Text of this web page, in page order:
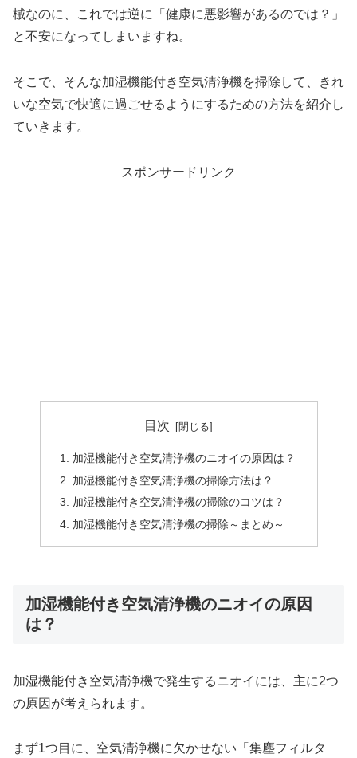
械なのに、これでは逆に「健康に悪影響があるのでは？」
と不安になってしまいますね。
そこで、そんな加湿機能付き空気清浄機を掃除して、きれ
いな空気で快適に過ごせるようにするための方法を紹介し
ていきます。
スポンサードリンク
目次
加湿機能付き空気清浄機のニオイの原因は？
加湿機能付き空気清浄機の掃除方法は？
加湿機能付き空気清浄機の掃除のコツは？
加湿機能付き空気清浄機の掃除～まとめ～
加湿機能付き空気清浄機のニオイの原因
は？
加湿機能付き空気清浄機で発生するニオイには、主に2つ
の原因が考えられます。
まず1つ目に、空気清浄機に欠かせない「集塵フィルタ